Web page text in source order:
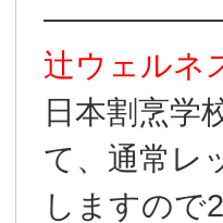
辻ウェルネ
日本割烹学
て、通常レ
しますので